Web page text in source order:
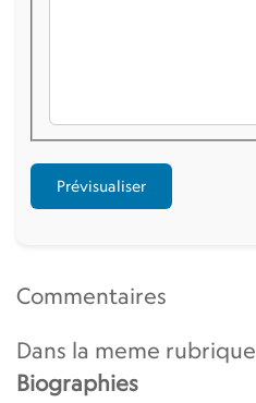
Commentaires
Dans la meme rubrique
Biographies